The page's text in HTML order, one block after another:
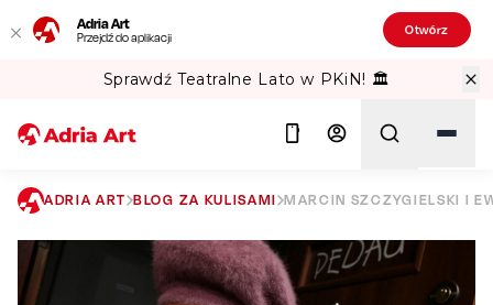
Adria Art
Przejdź do aplikacji Otwórz
Sprawdź Teatralne Lato w PKiN! 🏛️
Szukaj
ADRIA ART BLOG ZA KULISAMI MARCIN SZCZYGIELSKI I